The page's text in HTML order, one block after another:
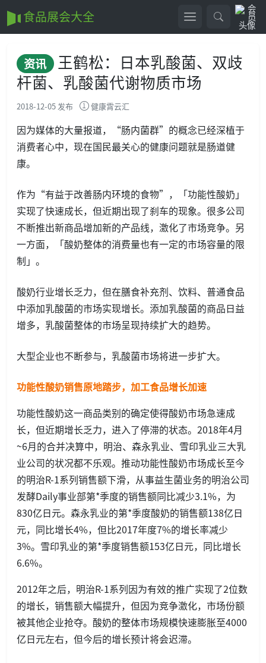
食品展会大全
资讯 王鹤松：日本乳酸菌、双歧
杆菌、乳酸菌代谢物质市场
2018-12-05 发布 健康霄云汇
因为媒体的大量报道，“肠内菌群”的概念已经深植于
消费者心中，现在国民最关心的健康问题就是肠道健
康。
作为“有益于改善肠内环境的食物”，「功能性酸奶」
实现了快速成长，但近期出现了刹车的现象。很多公司
不断推出新商品增加新的产品线，激化了市场竞争。另
一方面，「酸奶整体的消费量也有一定的市场容量的限
制」。
酸奶行业增长乏力，但在膳食补充剂、饮料、普通食品
中添加乳酸菌的市场实现增长。添加乳酸菌的商品日益
增多，乳酸菌整体的市场呈现持续扩大的趋势。
大型企业也不断参与，乳酸菌市场将进一步扩大。
功能性酸奶销售原地踏步，加工食品增长加速
功能性酸奶这一商品类别的确定使得酸奶市场急速成
长，但近期增长乏力，进入了停滞的状态。2018年4月
~6月的合并决算中，明治、森永乳业、雪印乳业三大乳
业公司的状况都不乐观。推动功能性酸奶市场成长至今
的明治R-1系列销售额下滑，从事益生菌业务的明治公司
发酵Daily事业部第*季度的销售额同比减少3.1%，为
830亿日元。森永乳业的第*季度酸奶的销售额138亿日
元，同比增长4%，但比2017年度7%的增长率减少
3%。雪印乳业的第*季度销售额153亿日元，同比增长
6.6%。
2012年之后，明治R-1系列因为有效的推广实现了2位数
的增长，销售额大幅提升，但因为竞争激化，市场份额
被其他企业抢夺。酸奶的整体市场规模快速膨胀至4000
亿日元左右，但今后的增长预计将会迟滞。